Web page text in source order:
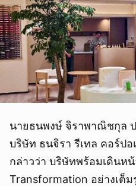
นายธนพงษ์ จิราพาณิชกุล
บริษัท ธนจิรา รีเทล คอร์ป
กล่าวว่า บริษัทพร้อมเดินห
Transformation อย่างเต็